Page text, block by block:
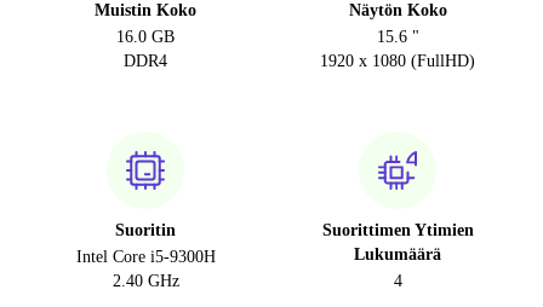
Muistin Koko
16.0 GB
DDR4
Näytön Koko
15.6 "
1920 x 1080 (FullHD)
Suoritin
Intel Core i5-9300H
2.40 GHz
Suorittimen Ytimien
Lukumäärä
4